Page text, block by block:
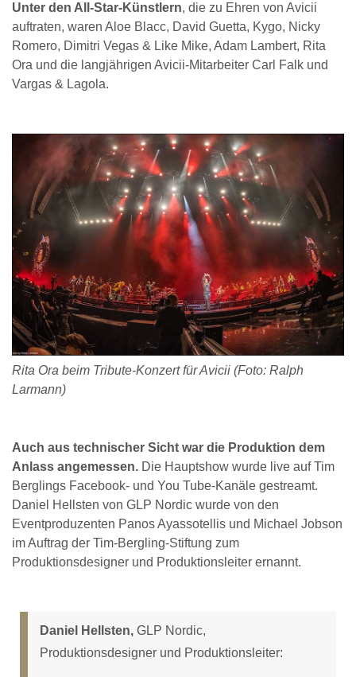
Unter den All-Star-Künstlern, die zu Ehren von Avicii
auftraten, waren Aloe Blacc, David Guetta, Kygo, Nicky
Romero, Dimitri Vegas & Like Mike, Adam Lambert, Rita
Ora und die langjährigen Avicii-Mitarbeiter Carl Falk und
Vargas & Lagola.
Rita Ora beim Tribute-Konzert für Avicii (Foto: Ralph
Larmann)
Auch aus technischer Sicht war die Produktion dem
Anlass angemessen. Die Hauptshow wurde live auf Tim
Berglings Facebook- und You Tube-Kanäle gestreamt.
Daniel Hellsten von GLP Nordic wurde von den
Eventproduzenten Panos Ayassotellis und Michael Jobson
im Auftrag der Tim-Bergling-Stiftung zum
Produktionsdesigner und Produktionsleiter ernannt.
Daniel Hellsten, GLP Nordic,
Produktionsdesigner und Produktionsleiter: